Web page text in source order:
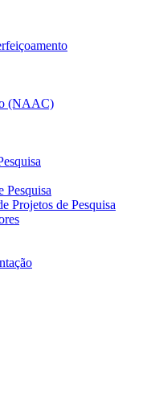
(NAAC)
Pesquisa
Projetos de Pesquisa